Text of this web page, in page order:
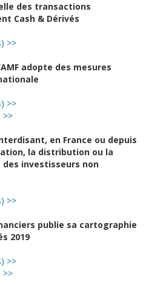
des transactions
Cash & Dérivés
>>
adopte des mesures
>>
>>
en France ou depuis
la distribution ou la
des investisseurs non
>>
publie sa cartographie
2019
>>
>>